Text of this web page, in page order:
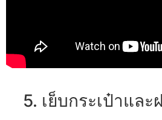
5. เย็บกระเป๋าแล